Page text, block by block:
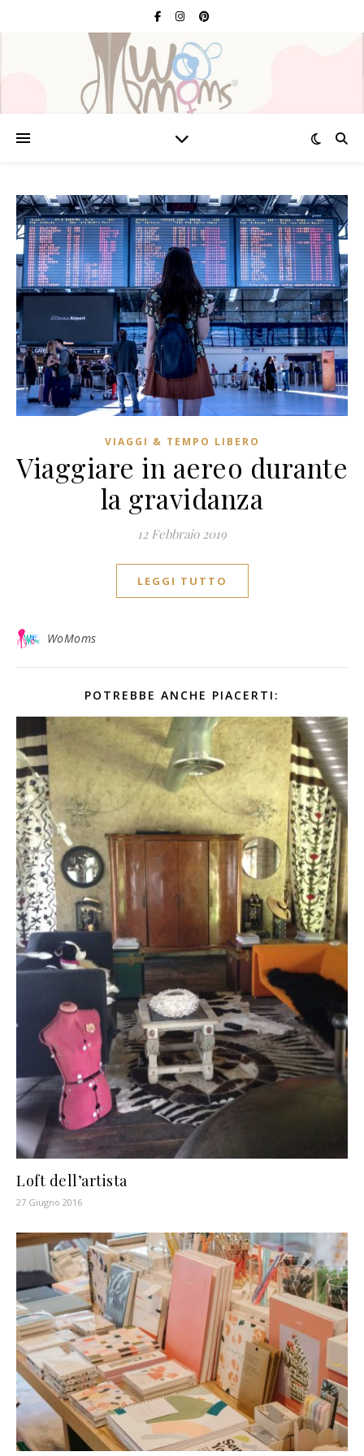
VIAGGI & TEMPO LIBERO
Viaggiare in aereo durante
la gravidanza
12 Febbraio 2019
LEGGI TUTTO
WoMoms
POTREBBE ANCHE PIACERTI:
Loft dell’artista
27 Giugno 2016